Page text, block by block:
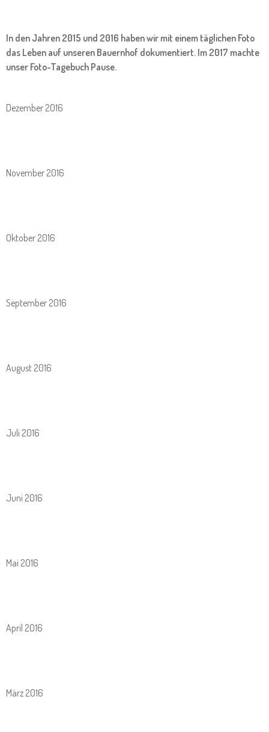
In den Jahren 2015 und 2016 haben wir mit einem täglichen Foto
das Leben auf unseren Bauernhof dokumentiert. Im 2017 machte
unser Foto-Tagebuch Pause.
Dezember 2016
November 2016
Oktober 2016
September 2016
August 2016
Juli 2016
Juni 2016
Mai 2016
April 2016
März 2016